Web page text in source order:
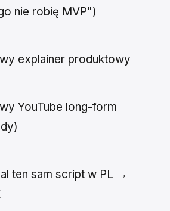
nie robię MVP")
explainer produktowy
YouTube long-form
ten sam script w PL →